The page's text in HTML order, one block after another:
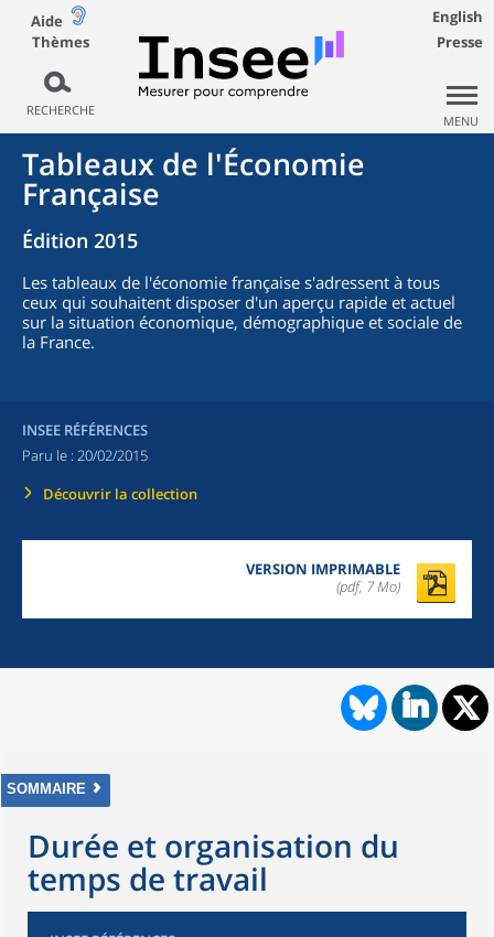
Aide
Thèmes
RECHERCHE
English
Presse
MENU
Tableaux de l'Économie
Française
Édition 2015
Les tableaux de l'économie française s'adressent à tous
ceux qui souhaitent disposer d'un aperçu rapide et actuel
sur la situation économique, démographique et sociale de
la France.
INSEE RÉFÉRENCES
Paru le : 20/02/2015
Découvrir la collection
VERSION IMPRIMABLE
(pdf, 7 Mo)
SOMMAIRE
Durée et organisation du
temps de travail